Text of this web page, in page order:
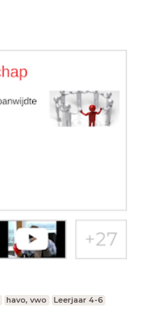
havo, vwo Leerjaar 4-6